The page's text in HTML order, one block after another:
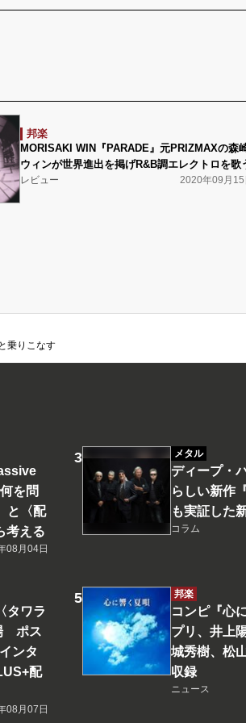
邦楽
MORISAKI WIN『PARADE』元PRIZMAXの森
ウィンが世界進出を掲げR&B調エレクトロを歌
レビュー 2020年09月15
乗りこなす
を問
と〈配
考える
08月04日
メタル
ディープ・
らしい新作
も実証した
コラム
タワラ
ポス
ンタ
配
08月07日
邦楽
コンピ『心
プリ、井上
城秀樹、松
収録
ニュース